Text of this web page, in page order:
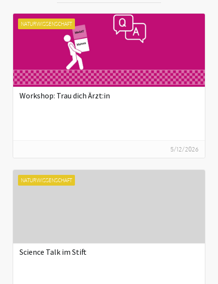
NATURWISSENSCHAFT
Workshop: Trau dich Ärzt:in
5/12/2026
NATURWISSENSCHAFT
Science Talk im Stift